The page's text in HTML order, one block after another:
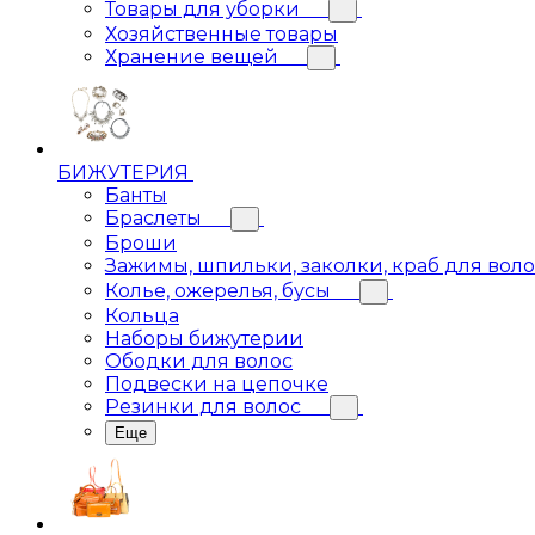
Товары для уборки
Хозяйственные товары
Хранение вещей
БИЖУТЕРИЯ
Банты
Браслеты
Броши
Зажимы, шпильки, заколки, краб для
Колье, ожерелья, бусы
Кольца
Наборы бижутерии
Ободки для волос
Подвески на цепочке
Резинки для волос
Еще